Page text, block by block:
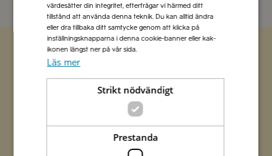
Zetas populära nyhetsbrev
Missa inte att vi har flera olika nyhetsbrev som
förenklar vardagen och förgyller helgen med
värdesätter din integritet, efterfrågar vi härmed ditt
tillstånd att använda denna teknik. Du kan alltid ändra
eller dra tillbaka ditt samtycke genom att klicka på
inställningsknapparna i denna cookie-banner eller kak-
ikonen längst ner på vår sida.
Läs mer
Strikt nödvändigt
Prestanda